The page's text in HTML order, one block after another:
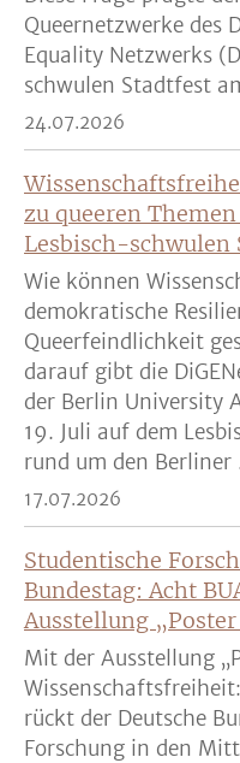
Queernetzwerke des
Equality Netzwerks
schwulen Stadtfest
24.07.2026
zu queeren
Lesbisch-schwulen
Wie können
demokratische
Queerfeindlichkeit
darauf gibt die
der Berlin University
19. Juli auf dem
rund um den Berliner
17.07.2026
Studentische
Bundestag: Acht
Ausstellung
Mit der Ausstellung
rückt der Deutsche
Forschung in den